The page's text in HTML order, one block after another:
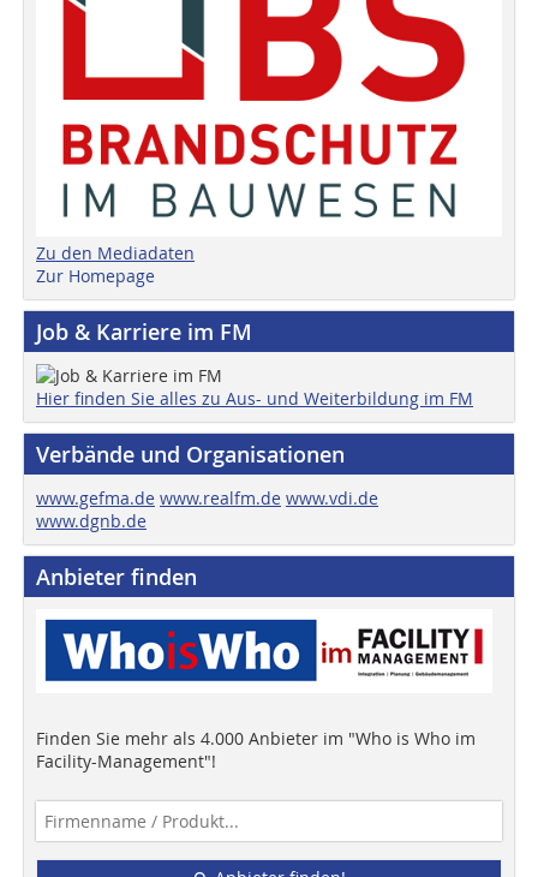
Zu den Mediadaten
Zur Homepage
Job & Karriere im FM
Hier finden Sie alles zu Aus- und Weiterbildung im FM
Verbände und Organisationen
www.gefma.de www.realfm.de www.vdi.de
www.dgnb.de
Anbieter finden
Finden Sie mehr als 4.000 Anbieter im "Who is Who im
Facility-Management"!